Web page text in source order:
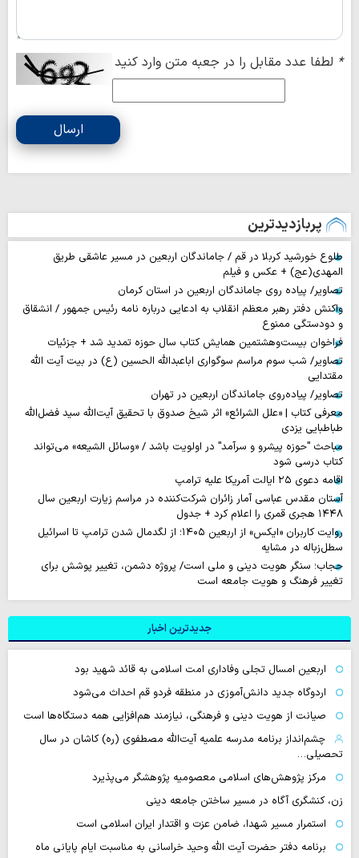
* لطفا عدد مقابل را در جعبه متن وارد کنید
ارسال
پربازدیدترین
طلوع خورشید کربلا در قم / جاماندگان اربعین در مسیر عاشقی طریق
المهدی(عج) + عکس و فیلم
تصاویر/ پیاده روی جاماندگان اربعین در استان کرمان
واکنش دفتر رهبر معظم انقلاب به ادعایی درباره نامه رئیس جمهور / انشقاق
و دودستگی ممنوع
فراخوان بیست‌وهشتمین همایش کتاب سال حوزه تمدید شد + جزئیات
تصاویر/ شب سوم مراسم سوگواری اباعبدالله الحسین (ع) در بیت آیت الله
مقتدایی
تصاویر/ پیاده‌روی جاماندگان اربعین در تهران
معرفی کتاب | «علل الشرائع» اثر شیخ صدوق با تحقیق آیت‌الله سید فضل‌الله
طباطبایی یزدی
مباحث "حوزه پیشرو و سرآمد" در اولویت باشد / «وسائل الشیعه» می‌تواند
کتاب درسی شود
اقامه دعوی ۲۵ ایالت آمریکا علیه ترامپ
آستان مقدس عباسی آمار زائران شرکت‌کننده در مراسم زیارت اربعین سال
۱۴۴۸ هجری قمری را اعلام کرد + جدول
روایت‌ کاربران «ایکس» از اربعین ۱۴۰۵؛ از لگدمال شدن ترامپ تا اسرائیل
سطل‌زباله‌ در مشایه
حجاب؛ سنگر هویت دینی و ملی است/ پروژه دشمن، تغییر پوشش برای
تغییر فرهنگ و هویت جامعه است
جدیدترین اخبار
اربعین امسال تجلی وفاداری امت اسلامی به قائد شهید بود
اردوگاه جدید دانش‌آموزی در منطقه فردو قم احداث می‌شود
صیانت از هویت دینی و فرهنگی، نیازمند هم‌افزایی همه دستگاه‌ها است
چشم‌انداز برنامه مدرسه علمیه آیت‌الله مصطفوی (ره) کاشان در سال
تحصیلی…
مرکز پژوهش‌های اسلامی معصومیه پژوهشگر می‌پذیرد
زن، کنشگری آگاه در مسیر ساختن جامعه دینی
استمرار مسیر شهدا، ضامن عزت و اقتدار ایران اسلامی است
برنامه دفتر حضرت آیت الله وحید خراسانی به مناسبت ایام پایانی ماه